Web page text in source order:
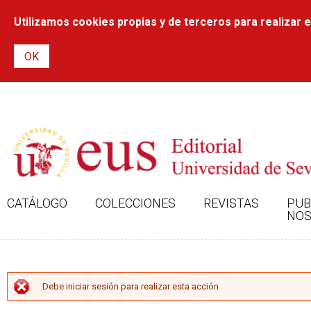
Utilizamos cookies propias y de terceros para realizar
CATÁLOGO COLECCIONES REVISTAS
MENSAJE DE ERROR
Debe iniciar sesión para realizar esta acción